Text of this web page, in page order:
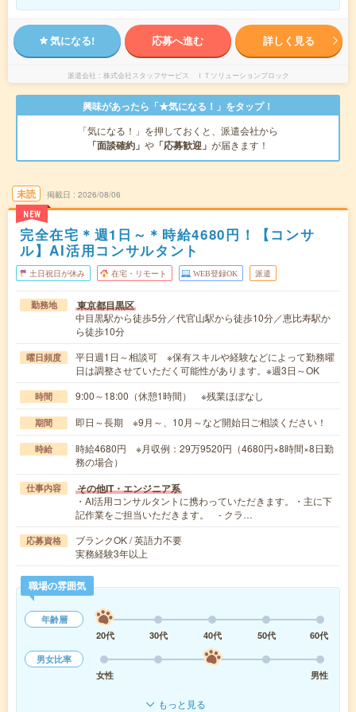
気になる! 応募へ進む 詳しく見る
派遣会社 株式会社スタッフサービス ＩＴソリューションブロック
興味があったら「★気になる！」をタップ！
「気になる！」を押しておくと、派遣会社から
「面談確約」 や 「応募歓迎」 が届きます！
未読
NEW
掲載日 2026/08/06
完全在宅＊週1日～＊時給4680円！【コンサ
ル】AI活用コンサルタント
土日祝日が休み 在宅・リモート WEB登録OK 派遣
勤務地 東京都目黒区
中目黒駅から徒歩5分／代官山駅から徒歩10分／恵比寿駅か
ら徒歩10分
曜日頻度
平日週1日～相談可 ※保有スキルや経験などによって勤務曜
日は調整させていただく可能性があります。※週3日～OK
時間 9:00～18:00（休憩1時間） ※残業ほぼなし
期間 即日～長期 ※9月～、10月～など開始日ご相談ください！
時給
時給4680円 ※月収例：29万9520円（4680円×8時間×8日勤
務の場合）
仕事内容 その他IT・エンジニア系
・AI活用コンサルタントに携わっていただきます。・主に下
記作業をご担当いただきます。 - クラ…
応募資格
ブランクOK / 英語力不要
実務経験3年以上
職場の雰囲気
年齢層
20代
30代 40代 50代
60代
男女比率
女性
男性
もっと見る